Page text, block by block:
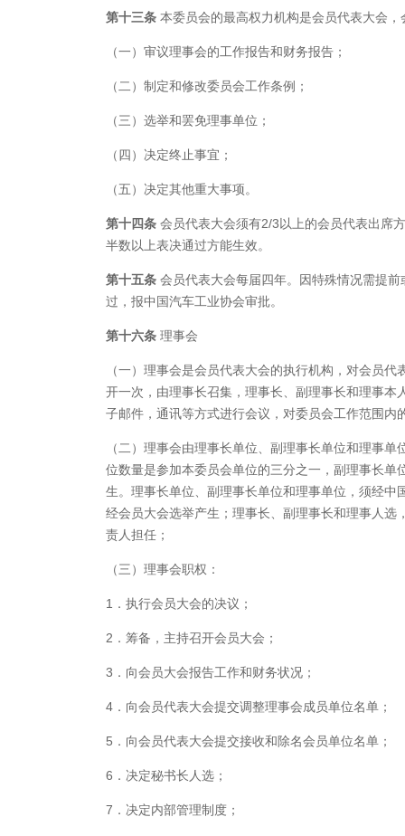
第十三条 本委员会的最高权力机构是会员代表大会
（一）审议理事会的工作报告和财务报告；
（二）制定和修改委员会工作条例；
（三）选举和罢免理事单位；
（四）决定终止事宜；
（五）决定其他重大事项。
第十四条 会员代表大会须有2/3以上的会员代表出席
半数以上表决通过方能生效。
第十五条 会员代表大会每届四年。因特殊情况需提
过，报中国汽车工业协会审批。
第十六条 理事会
（一）理事会是会员代表大会的执行机构，对会员
开一次，由理事长召集，理事长、副理事长和理事本
子邮件，通讯等方式进行会议，对委员会工作范围内
（二）理事会由理事长单位、副理事长单位和理事
位数量是参加本委员会单位的三分之一，副理事长单
生。理事长单位、副理事长单位和理事单位，须经中
经会员大会选举产生；理事长、副理事长和理事人选
责人担任；
（三）理事会职权：
1．执行会员大会的决议；
2．筹备，主持召开会员大会；
3．向会员大会报告工作和财务状况；
4．向会员代表大会提交调整理事会成员单位名单；
5．向会员代表大会提交接收和除名会员单位名单；
6．决定秘书长人选；
7．决定内部管理制度；